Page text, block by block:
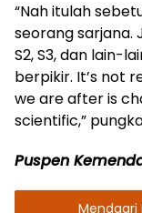
“Nah itulah
seorang sarjana.
S2, S3, dan lain-
berpikir. It’s not
we are after is
scientific,”
Puspen
Mendagri